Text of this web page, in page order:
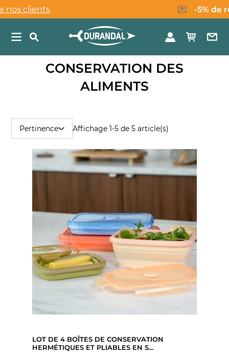
-5% de
CONSERVATION DES
ALIMENTS
Pertinence Affichage 1-5 de 5 article(s)
LOT DE 4 BOÎTES DE CONSERVATION
HERMÉTIQUES ET PLIABLES EN S...